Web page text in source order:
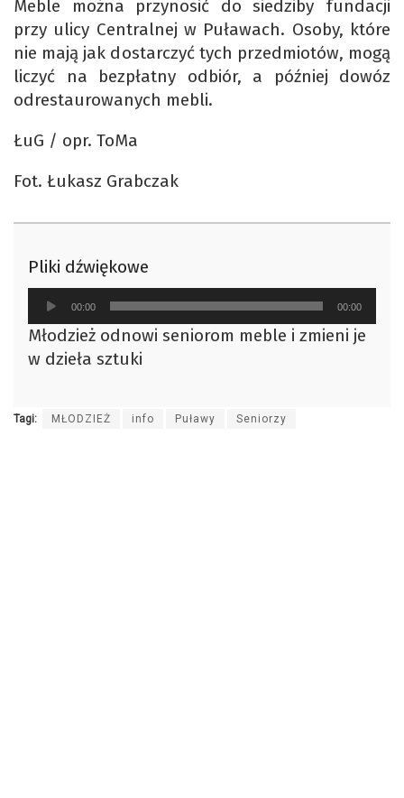
Meble można przynosić do siedziby fundacji
przy ulicy Centralnej w Puławach. Osoby, które
nie mają jak dostarczyć tych przedmiotów, mogą
liczyć na bezpłatny odbiór, a później dowóz
odrestaurowanych mebli.
ŁuG / opr. ToMa
Fot. Łukasz Grabczak
Pliki dźwiękowe
Odtwarzacz
plików
dźwiękowych
00:00 00:00
Młodzież odnowi seniorom meble i zmieni je
w dzieła sztuki
Tagi: MŁODZIEŻ info Puławy Seniorzy